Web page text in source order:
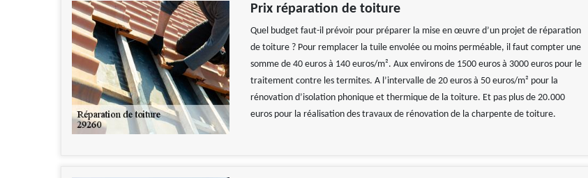
Prix réparation de toiture
Quel budget faut-il prévoir pour préparer la mise en œuvre d’un projet de réparation
de toiture ? Pour remplacer la tuile envolée ou moins perméable, il faut compter une
somme de 40 euros à 140 euros/m². Aux environs de 1500 euros à 3000 euros pour le
traitement contre les termites. A l’intervalle de 20 euros à 50 euros/m² pour la
rénovation d’isolation phonique et thermique de la toiture. Et pas plus de 20.000
euros pour la réalisation des travaux de rénovation de la charpente de toiture.